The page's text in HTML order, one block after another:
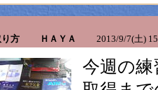
り方 ＨＡＹＡ 2013/9/7(土)
今週の